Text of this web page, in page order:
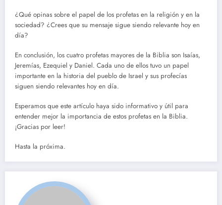
¿Qué opinas sobre el papel de los profetas en la religión y en la
sociedad? ¿Crees que su mensaje sigue siendo relevante hoy en
día?
En conclusión, los cuatro profetas mayores de la Biblia son Isaías,
Jeremías, Ezequiel y Daniel. Cada uno de ellos tuvo un papel
importante en la historia del pueblo de Israel y sus profecías
siguen siendo relevantes hoy en día.
Esperamos que este artículo haya sido informativo y útil para
entender mejor la importancia de estos profetas en la Biblia.
¡Gracias por leer!
Hasta la próxima.